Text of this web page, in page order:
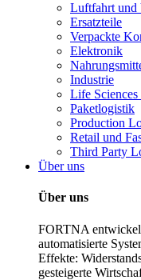
Luftfahrt und
Ersatzteile
Verpackte
Elektronik
Industrie
Life
Paketlogistik
Production
Retail und
Third Party
Über uns
Über uns
FORTNA
automatisierte
Effekte:
gesteigerte